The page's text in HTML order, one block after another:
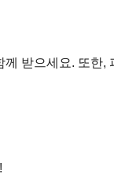
께 받으세요. 또한,